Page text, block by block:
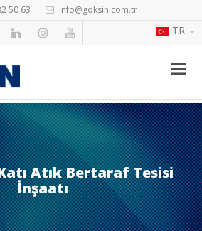
50 63 info@goksin.com.tr
TR
Atık Bertaraf Tesisi
İnşaatı